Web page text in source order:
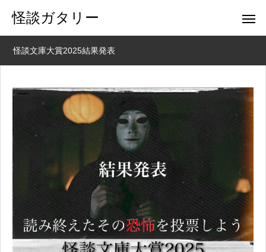
怪談ガタリー
怪談文庫大賞2025結果発表